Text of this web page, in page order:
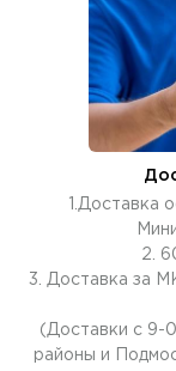
1.Доставка
2.
3. Доставка за
(Доставки с 9-
районы и